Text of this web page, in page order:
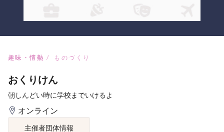
趣味・情熱 ものづくり
おくりけん
朝しんどい時に学校までいけるよ
オンライン
主催者団体情報